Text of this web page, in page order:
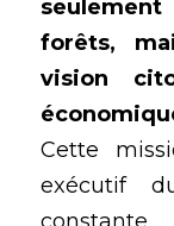
forêts,
vision
Cette
exécutif